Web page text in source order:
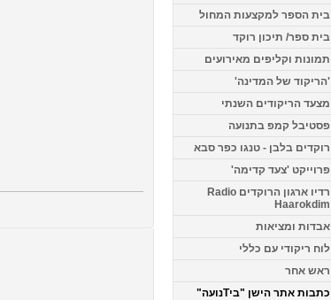
בית הספר למקצעות המחול
בית ספר/ תיכון רוקד
תמונות וקליפים מאירועים
'הריקוד של המדינה'
מצעד הריקודים השנתי
פסטיבל קמפ בתנועה
רוקדים בלבן - טנגו כפר סבא
פרוייקט 'צעד קדימה'
רדיו ארגון הרוקדים Radio
Haarokdim
אבדות ומציאות
לוח ריקודי עם כללי
ראש אחר
כתבות אתר הישן "ביTנועה"